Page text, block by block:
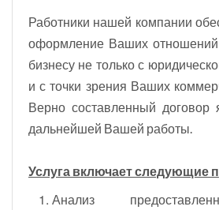
Работники нашей компании
оформление Ваших
бизнесу не только с
и с точки зрения Ваших
Верно составленный договор
дальнейшей Вашей работы.
Услуга включает следующие
Анализ предоставленных проектов